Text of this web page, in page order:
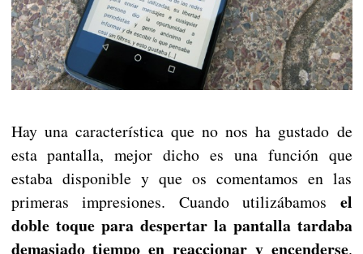
Hay una característica que no nos ha gustado de
esta pantalla, mejor dicho es una función que
estaba disponible y que os comentamos en las
primeras impresiones. Cuando utilizábamos el
doble toque para despertar la pantalla tardaba
demasiado tiempo en reaccionar y encenderse.